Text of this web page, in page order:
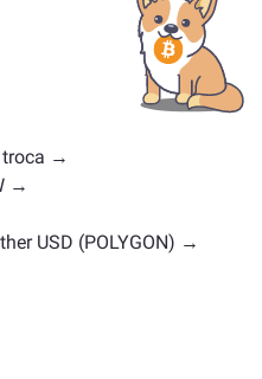
outro tipo.
outras criptomoedas
de mercado
ativos disponíveis para
troca →
→
USD (POLYGON) →